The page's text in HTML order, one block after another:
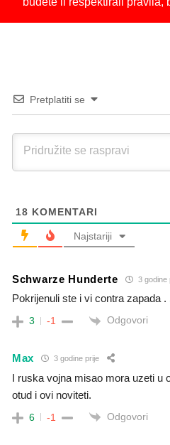
Pretplatiti se
18 KOMENTARI
Najstariji
Schwarze Hunderte 3 godine
Pokrijenuli ste i vi contra zapada .
3 -1 Odgovori
Max 3 godine prije
I ruska vojna misao mora uzeti u
otud i ovi noviteti.
6 -1 Odgovori